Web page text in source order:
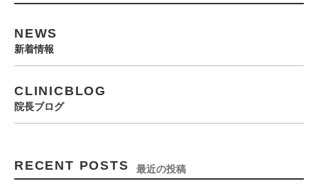
NEWS
新着情報
CLINICBLOG
院長ブログ
RECENT POSTS 最近の投稿